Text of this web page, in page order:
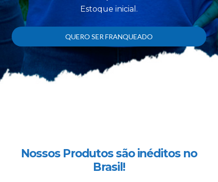
Estoque inicial.
QUERO SER FRANQUEADO
Nossos Produtos são inéditos no
Brasil!